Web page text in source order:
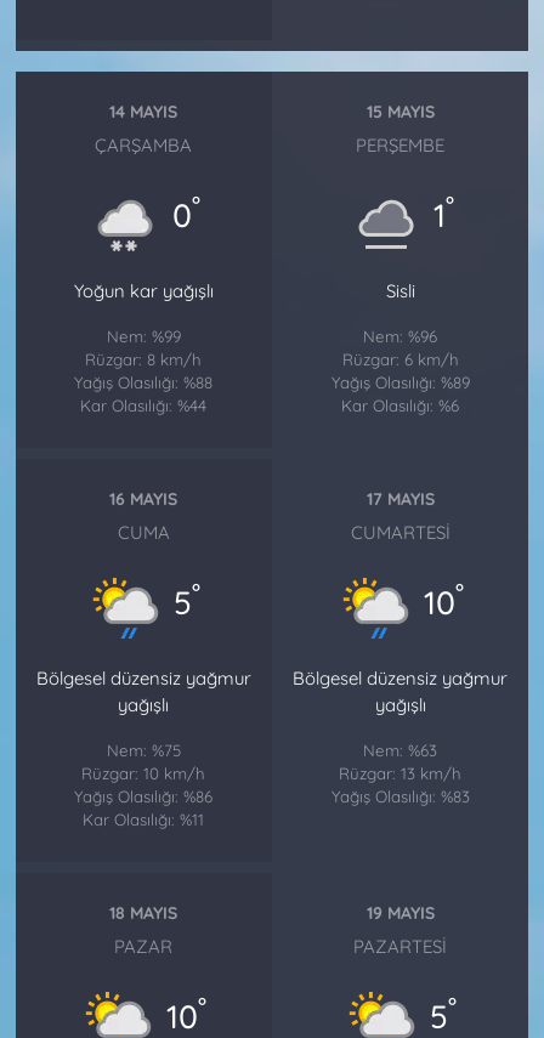
14 MAYIS
ÇARŞAMBA
0°
Yoğun kar yağışlı
Nem: %99
Rüzgar: 8 km/h
Yağış Olasılığı: %88
Kar Olasılığı: %44
15 MAYIS
PERŞEMBE
1°
Sisli
Nem: %96
Rüzgar: 6 km/h
Yağış Olasılığı: %89
Kar Olasılığı: %6
16 MAYIS
CUMA
5°
Bölgesel düzensiz yağmur
yağışlı
Nem: %75
Rüzgar: 10 km/h
Yağış Olasılığı: %86
Kar Olasılığı: %11
17 MAYIS
CUMARTESI
10°
Bölgesel düzensiz yağmur
yağışlı
Nem: %63
Rüzgar: 13 km/h
Yağış Olasılığı: %83
18 MAYIS
PAZAR
10°
19 MAYIS
PAZARTESI
5°